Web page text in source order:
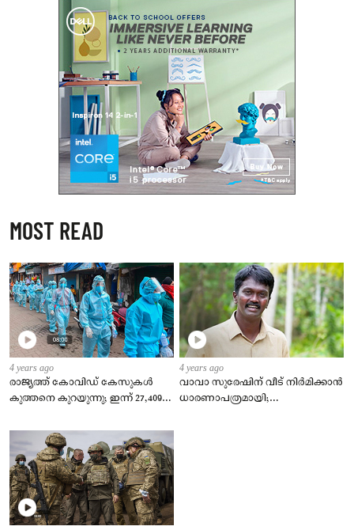
MOST READ
4 years ago
രാജ്യത്ത് കോവിഡ് കേസുകള്‍
കുത്തനെ കുറയുന്നു; ഇന്ന് 27,409
4 years ago
വാവാ സുരേഷിന് വീട് നിര്‍മിക്കാന്‍
ധാരണാപത്രമായി;